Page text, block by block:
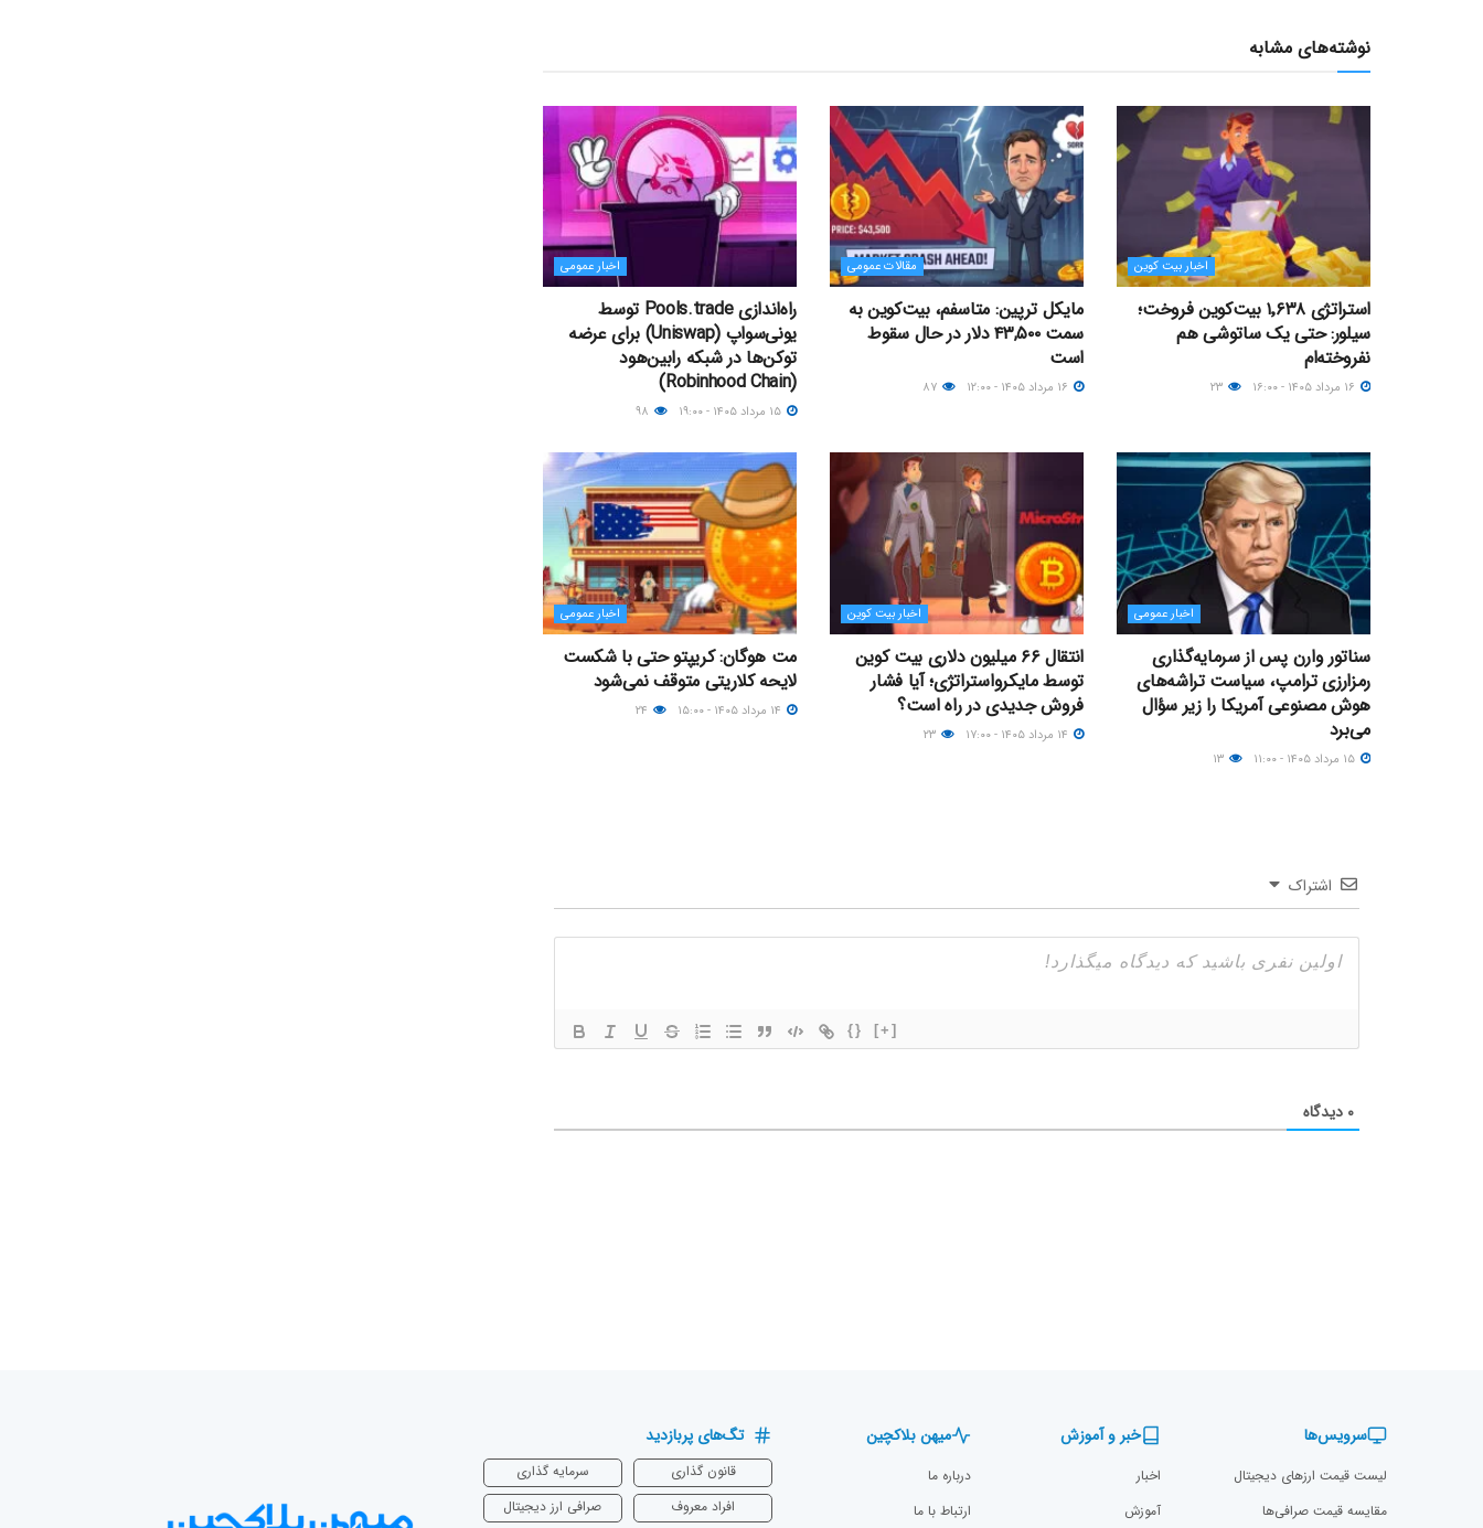
نوشته‌های مشابه
اخبار بیت کوین
استراتژی ۱٬۶۳۸ بیت‌کوین فروخت؛
سیلور: حتی یک ساتوشی هم
نفروخته‌ام
مقالات عمومی
مایکل ترپین: متاسفم، بیت‌کوین به
سمت ۴۳,۵۰۰ دلار در حال سقوط
است
اخبار عمومی
راه‌اندازی Pools.trade توسط
یونی‌سواپ (Uniswap) برای عرضه
توکن‌ها در شبکه رابین‌هود
(Robinhood Chain)
اخبار عمومی
سناتور وارن پس از سرمایه‌گذاری
رمزارزی ترامپ، سیاست تراشه‌های
هوش مصنوعی آمریکا را زیر سؤال
می‌برد
اخبار بیت کوین
انتقال ۶۶ میلیون دلاری بیت کوین
توسط مایکرواستراتژی؛ آیا فشار
فروش جدیدی در راه است؟
اخبار عمومی
مت هوگان: کریپتو حتی با شکست
لایحه کلاریتی متوقف نمی‌شود
اشتراک
{} [+]
۰ دیدگاه
سرویس‌ها
لیست قیمت ارزهای دیجیتال
مقایسه قیمت صرافی‌ها
خبر و آموزش
اخبار
آموزش
میهن بلاکچین
درباره ما
ارتباط با ما
تگ‌های پربازدید
قانون گذاری
سرمایه‌ گذاری
افراد معروف
صرافی ارز دیجیتال